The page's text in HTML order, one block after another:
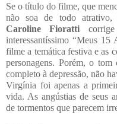
Se o título do filme, que
não soa de todo
Caroline Fioratti
interessantíssimo “Meus 15
filme a temática festiva e as
personagens. Porém, o
completo à depressão, não
Virgínia foi apenas a
vida. As angústias de seus
de tormentos que parecem